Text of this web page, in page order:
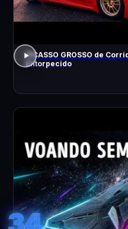
PICASSO GROSSO de
Entorpecido